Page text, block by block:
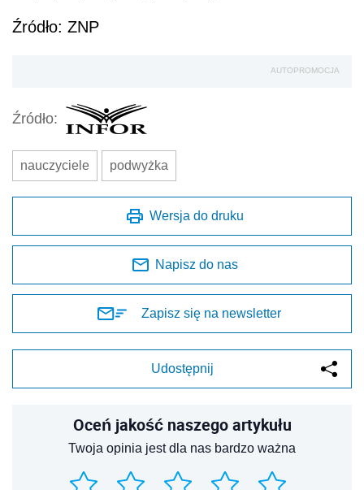
Źródło: ZNP
AUTOPROMOCJA
Źródło:
nauczyciele podwyżka
Wersja do druku
Napisz do nas
Zapisz się na newsletter
Udostępnij
Oceń jakość naszego artykułu
Twoja opinia jest dla nas bardzo ważna